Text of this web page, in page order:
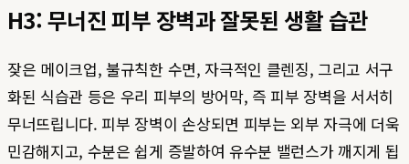
H3: 무너진 피부 장벽과 잘못된 생활 습관
잦은 메이크업, 불규칙한 수면, 자극적인 클렌징, 그리고 서구
화된 식습관 등은 우리 피부의 방어막, 즉 피부 장벽을 서서히
무너뜨립니다. 피부 장벽이 손상되면 피부는 외부 자극에 더욱
민감해지고, 수분은 쉽게 증발하여 유수분 밸런스가 깨지게 됩